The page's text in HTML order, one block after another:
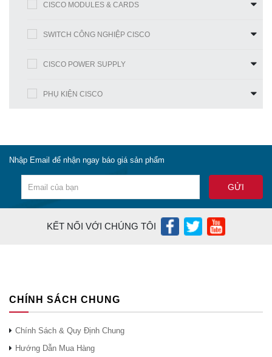
CISCO MODULES & CARDS
SWITCH CÔNG NGHIỆP CISCO
CISCO POWER SUPPLY
PHỤ KIỆN CISCO
Nhập Email để nhận ngay báo giá sản phẩm
KẾT NỐI VỚI CHÚNG TÔI
CHÍNH SÁCH CHUNG
Chính Sách & Quy Định Chung
Hướng Dẫn Mua Hàng